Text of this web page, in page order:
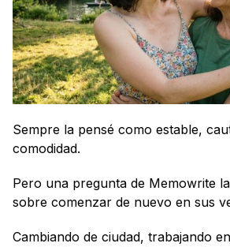
Sempre la pensé como estable,
comodidad.
Pero una pregunta de Memowrite
sobre comenzar de nuevo en sus
Cambiando de ciudad, trabajando